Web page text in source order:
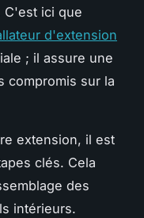
ici que
d'extension
; il assure une
compromis sur la
extension, il est
clés. Cela
des
intérieurs.